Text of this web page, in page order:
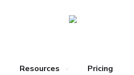
Resources Pricing